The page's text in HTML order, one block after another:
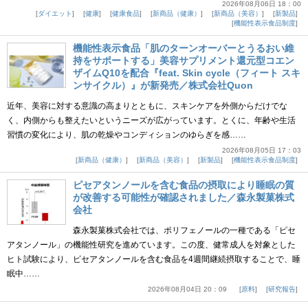
2026年08月06日 18：00
ダイエット
健康 健康食品 新商品（健康） 新商品（美容）
新製品
機能性表示食品制度
機能性表示食品「肌のターンオーバーとうるおい維
持をサポートする」美容サプリメント還元型コエン
ザイムQ10を配合『feat. Skin cycle（フィート スキ
ンサイクル）』が新発売／株式会社Quon
近年、美容に対する意識の高まりとともに、スキンケアを外側からだけでな
く、内側からも整えたいというニーズが広がっています。とくに、年齢や生活
習慣の変化により、肌の乾燥やコンディションのゆらぎを感……
2026年08月05日 17：03
新商品（健康）
新商品（美容） 新製品 機能性表示食品制度
ピセアタンノールを含む食品の摂取により睡眠の質
が改善する可能性が確認されました／森永製菓株式
会社
森永製菓株式会社では、ポリフェノールの一種である「ピセ
アタンノール」の機能性研究を進めています。この度、健常成人を対象とした
ヒト試験により、ピセアタンノールを含む食品を4週間継続摂取することで、睡
眠中……
2026年08月04日 20：09 原料 研究報告